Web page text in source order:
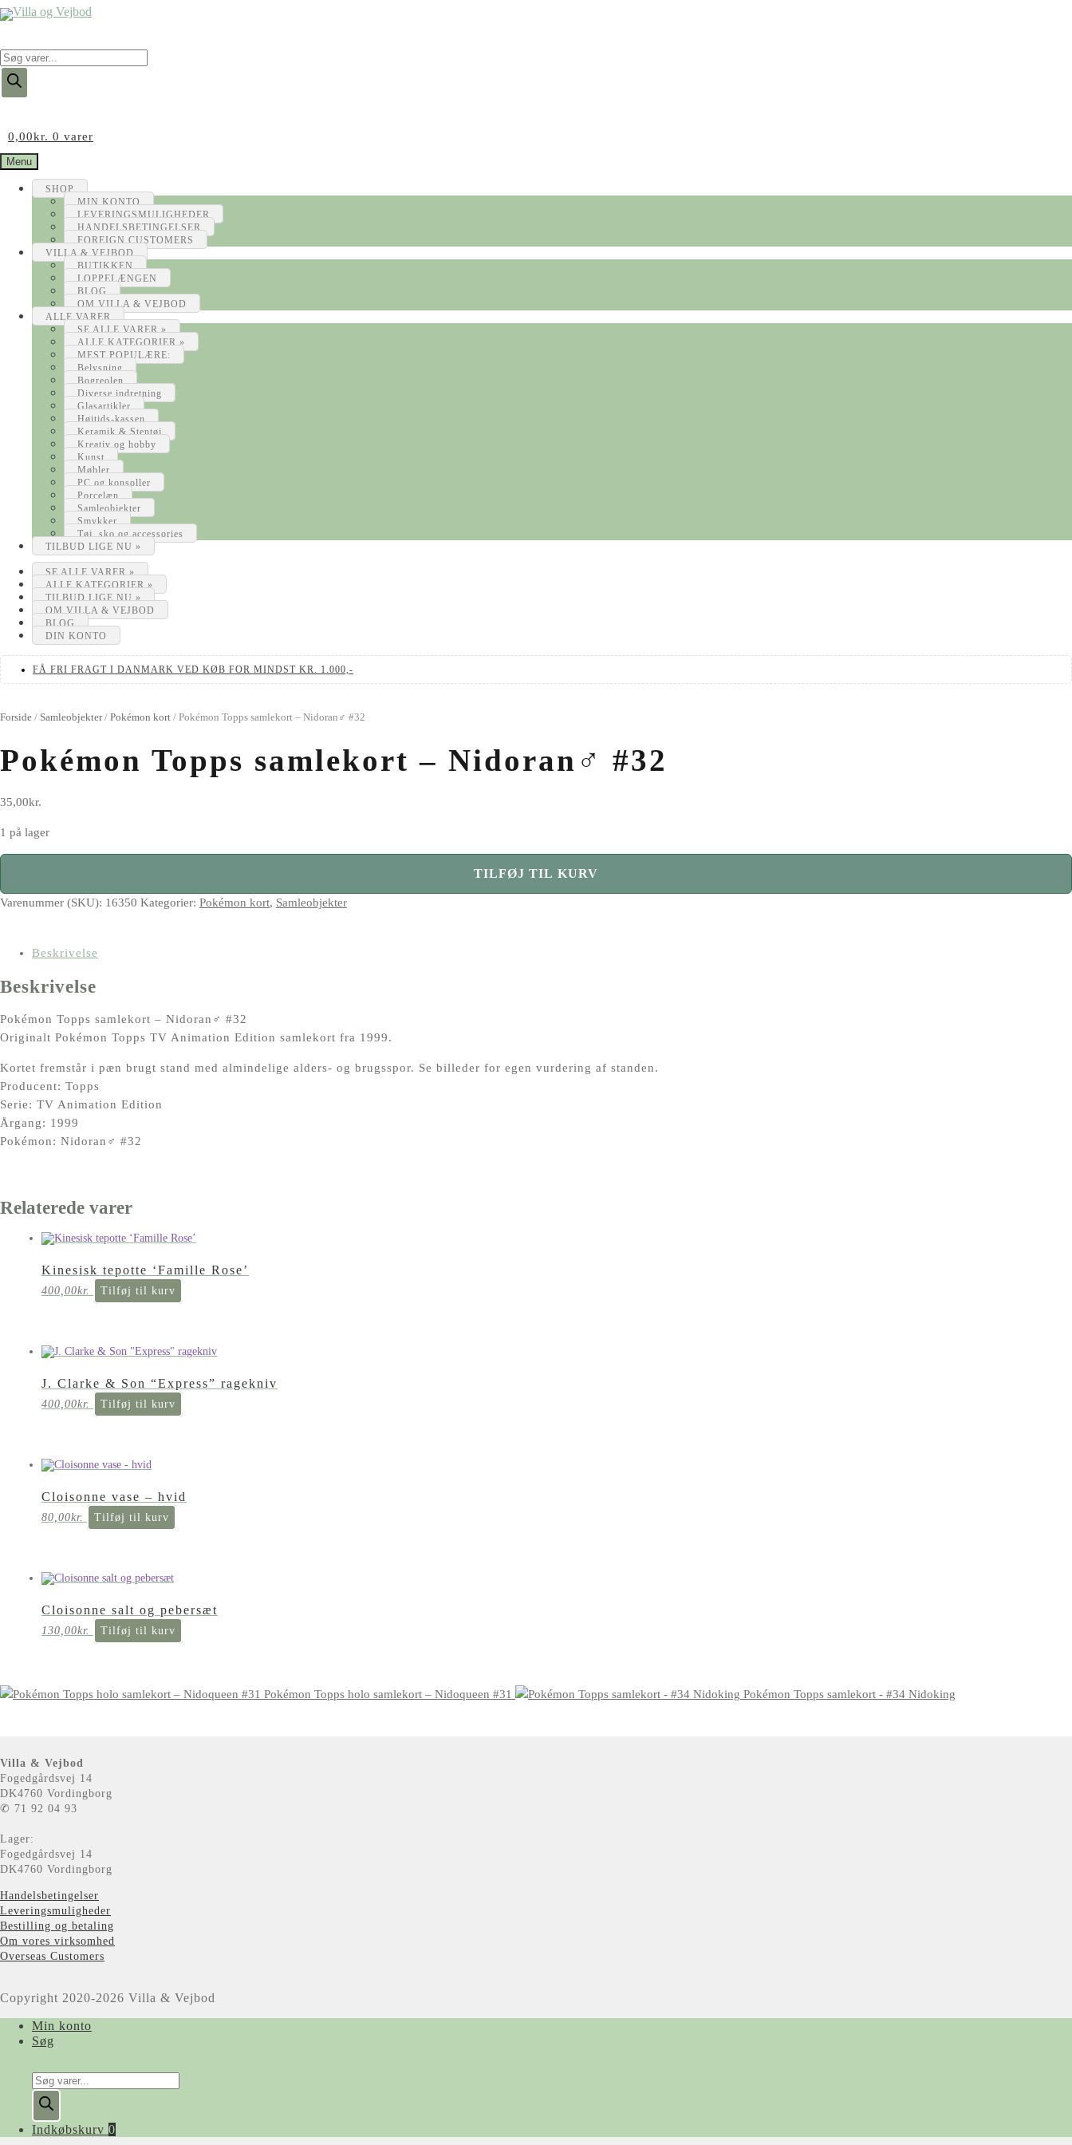
Products
search
0,00kr. 0 varer
Menu
SHOP
MIN KONTO
LEVERINGSMULIGHEDER
HANDELSBETINGELSER
FOREIGN CUSTOMERS
VILLA & VEJBOD
BUTIKKEN
LOPPELÆNGEN
BLOG
OM VILLA & VEJBOD
ALLE VARER
SE ALLE VARER »
ALLE KATEGORIER »
MEST POPULÆRE:
Belysning
Bogreolen
Diverse indretning
Glasartikler
Højtids-kassen
Keramik & Stentøj
Kreativ og hobby
Kunst
Møbler
PC og konsoller
Porcelæn
Samleobjekter
Smykker
Tøj, sko og accessories
TILBUD LIGE NU »
SE ALLE VARER »
ALLE KATEGORIER »
TILBUD LIGE NU »
OM VILLA & VEJBOD
BLOG
DIN KONTO
FÅ FRI FRAGT I DANMARK VED KØB FOR MINDST KR. 1.000,-
Forside / Samleobjekter/ Pokémon kort / Pokémon Topps samlekort – Nidoran♂ #32
Pokémon Topps samlekort – Nidoran♂ #32
35,00kr.
1 på lager
Pokémon
samlekort
TILFØJ TIL KURV
Varenummer (SKU): 16350 Kategorier: Pokémon kort, Samleobjekter
Beskrivelse
Beskrivelse
Pokémon Topps samlekort – Nidoran♂ #32
Originalt Pokémon Topps TV Animation Edition samlekort fra 1999.
Kortet fremstår i pæn brugt stand med almindelige alders- og brugsspor. Se billeder for egen vurdering af standen.
Producent: Topps
Serie: TV Animation Edition
Årgang: 1999
Pokémon: Nidoran♂ #32
Relaterede varer
Kinesisk tepotte ‘Famille Rose’
400,00kr. Tilføj til kurv
J. Clarke & Son “Express” ragekniv
400,00kr. Tilføj til kurv
Cloisonne vase – hvid
80,00kr. Tilføj til kurv
Cloisonne salt og pebersæt
130,00kr. Tilføj til kurv
Pokémon Topps holo samlekort – Nidoqueen #31 Pokémon Topps samlekort - #34 Nidoking
Villa & Vejbod
Fogedgårdsvej 14
DK4760 Vordingborg
✆ 71 92 04 93
Lager:
Fogedgårdsvej 14
DK4760 Vordingborg
Handelsbetingelser
Leveringsmuligheder
Bestilling og betaling
Om vores virksomhed
Overseas Customers
Copyright 2020-2026 Villa & Vejbod
Min konto
Søg
Products
search
Indkøbskurv 0